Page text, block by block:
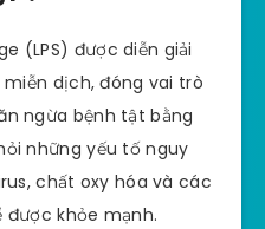
(LPS) được diễn giải
dịch, đóng vai trò
ngừa bệnh tật bằng
những yếu tố nguy
chất oxy hóa và các
khỏe mạnh.